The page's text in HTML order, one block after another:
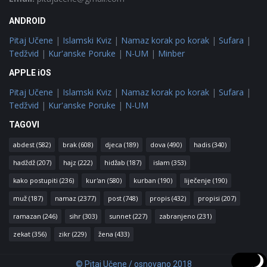
ANDROID
Pitaj Učene | Islamski Kviz | Namaz korak po korak | Sufara |
Tedžvid | Kur'anske Poruke | N-UM | Minber
APPLE iOS
Pitaj Učene | Islamski Kviz | Namaz korak po korak | Sufara |
Tedžvid | Kur'anske Poruke | N-UM
TAGOVI
abdest (582) brak (608) djeca (189) dova (490) hadis (340)
hadždž (207) hajz (222) hidžab (187) islam (353)
kako postupiti (236) kur'an (580) kurban (190) liječenje (190)
muž (187) namaz (2377) post (748) propis (432) propisi (207)
ramazan (246) sihr (303) sunnet (227) zabranjeno (231)
zekat (356) zikr (229) žena (433)
© Pitaj Učene / osnovano 2018